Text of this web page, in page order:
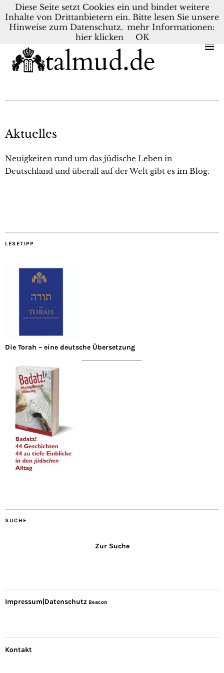
KONTAKT BLOG DEUTSCH NEDERLANDS
Aktuelles
Neuigkeiten rund um das jüdische Leben in
Deutschland und überall auf der Welt gibt es im Blog.
LESETIPP
Die Torah – eine deutsche Übersetzung
SUCHE
Zur Suche
Impressum|Datenschutz Beacon
Kontakt
Diese Seite setzt Cookies ein und bindet weitere
Inhalte von Drittanbietern ein. Bitte lesen Sie unsere
Hinweise zum Datenschutz. mehr Informationen:
hier klicken
OK